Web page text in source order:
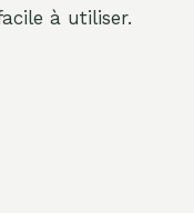
à utiliser.